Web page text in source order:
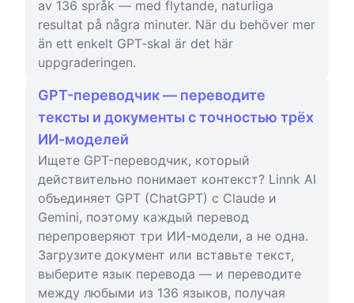
av 136 språk — med flytande, naturliga
resultat på några minuter. När du behöver mer
än ett enkelt GPT-skal är det här
uppgraderingen.
GPT-переводчик — переводите
тексты и документы с точностью трёх
ИИ-моделей
Ищете GPT-переводчик, который
действительно понимает контекст? Linnk AI
объединяет GPT (ChatGPT) с Claude и
Gemini, поэтому каждый перевод
перепроверяют три ИИ-модели, а не одна.
Загрузите документ или вставьте текст,
выберите язык перевода — и переводите
между любыми из 136 языков, получая